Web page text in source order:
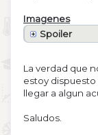
Imagenes
Spoiler
La verdad que
estoy dispuesto
llegar a algun
Saludos.